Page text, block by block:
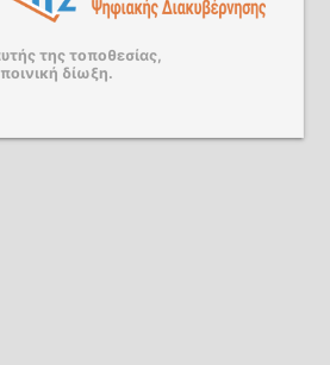
της τοποθεσίας,
δίωξη.